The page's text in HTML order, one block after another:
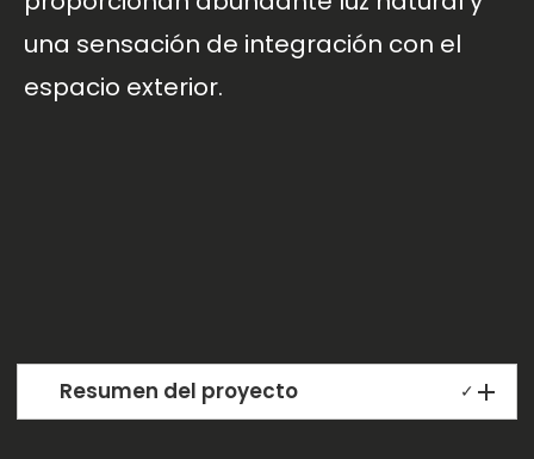
una sensación de integración con el
espacio exterior.
Resumen del proyecto ✓